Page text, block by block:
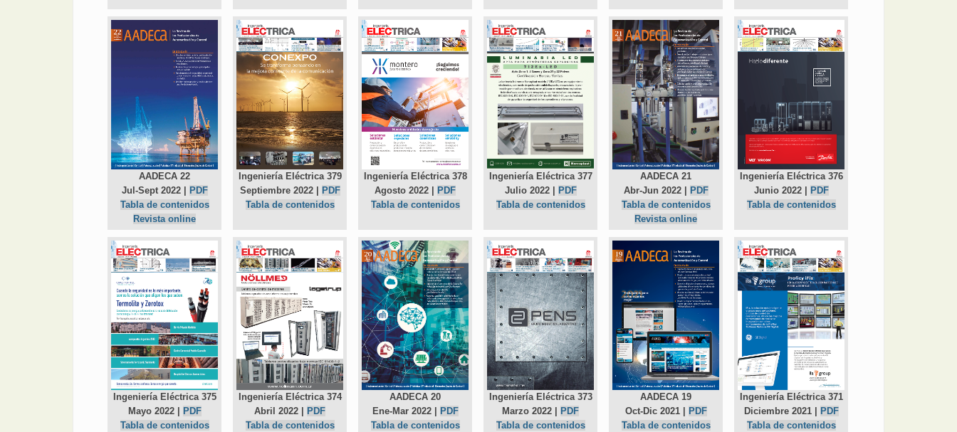
AADECA 22
Jul-Sept 2022 |
PDF
Tabla de contenidos
Revista online
Ingeniería Eléctrica 379
Septiembre 2022 |
PDF
Tabla de contenidos
Ingeniería Eléctrica 378
Agosto 2022 |
PDF
Tabla de contenidos
Ingeniería Eléctrica 377
Julio 2022 |
PDF
Tabla de contenidos
AADECA 21
Abr-Jun 2022 |
PDF
Tabla de contenidos
Revista online
Ingeniería Eléctrica 376
Junio 2022 |
PDF
Tabla de contenidos
Ingeniería Eléctrica 375
Mayo 2022 |
PDF
Tabla de contenidos
Ingeniería Eléctrica 374
Abril 2022 |
PDF
Tabla de contenidos
AADECA 20
Ene-Mar 2022 |
PDF
Tabla de contenidos
Ingeniería Eléctrica 373
Marzo 2022 |
PDF
Tabla de contenidos
AADECA 19
Oct-Dic 2021 |
PDF
Tabla de contenidos
Ingeniería Eléctrica 371
Diciembre 2021 |
PDF
Tabla de contenidos